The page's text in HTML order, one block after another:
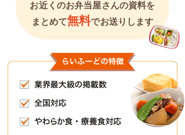
お近くのお弁当屋さんの資料を
まとめて無料でお送りします